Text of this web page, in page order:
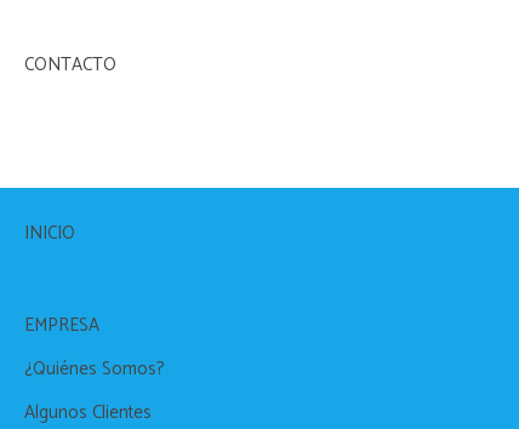
CONTACTO
INICIO
EMPRESA
¿Quiénes Somos?
Algunos Clientes